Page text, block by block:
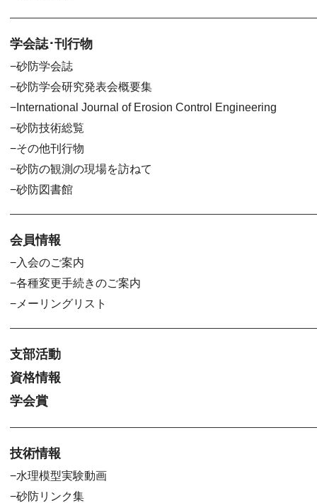
学会誌･刊行物
砂防学会誌
砂防学会研究発表会概要集
International Journal of Erosion Control Engineering
砂防技術総覧
その他刊行物
砂防の観測の現場を訪ねて
砂防図書館
会員情報
入会のご案内
各種変更手続きのご案内
メーリングリスト
支部活動
資格情報
学会賞
技術情報
水理模型実験動画
砂防リンク集